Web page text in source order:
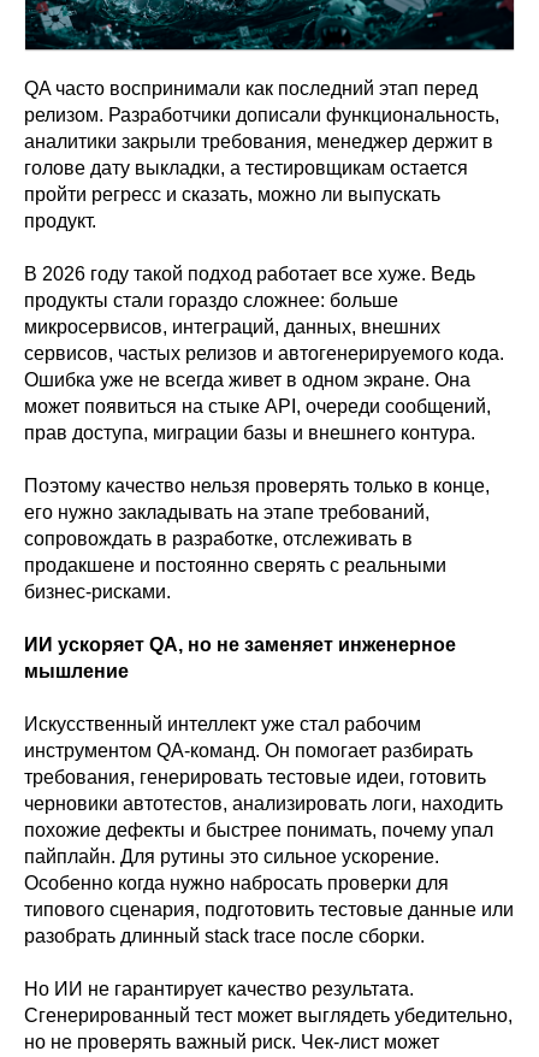
QA часто воспринимали как последний этап перед
релизом. Разработчики дописали функциональность,
аналитики закрыли требования, менеджер держит в
голове дату выкладки, а тестировщикам остается
пройти регресс и сказать, можно ли выпускать
продукт.
В 2026 году такой подход работает все хуже. Ведь
продукты стали гораздо сложнее: больше
микросервисов, интеграций, данных, внешних
сервисов, частых релизов и автогенерируемого кода.
Ошибка уже не всегда живет в одном экране. Она
может появиться на стыке API, очереди сообщений,
прав доступа, миграции базы и внешнего контура.
Поэтому качество нельзя проверять только в конце,
его нужно закладывать на этапе требований,
сопровождать в разработке, отслеживать в
продакшене и постоянно сверять с реальными
бизнес-рисками.
ИИ ускоряет QA, но не заменяет инженерное
мышление
Искусственный интеллект уже стал рабочим
инструментом QA-команд. Он помогает разбирать
требования, генерировать тестовые идеи, готовить
черновики автотестов, анализировать логи, находить
похожие дефекты и быстрее понимать, почему упал
пайплайн. Для рутины это сильное ускорение.
Особенно когда нужно набросать проверки для
типового сценария, подготовить тестовые данные или
разобрать длинный stack trace после сборки.
Но ИИ не гарантирует качество результата.
Сгенерированный тест может выглядеть убедительно,
но не проверять важный риск. Чек-лист может